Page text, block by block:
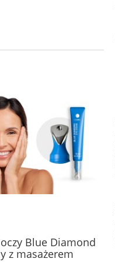
Blue Diamond
z masażerem